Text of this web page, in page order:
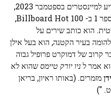
גדולה בתווית. הוא נכנס באופן מכריע למיינסטרים בספטמבר 2023,
אז קיבל את הלהיט הראשון שלו מספר 1 ב- Billboard Hot 100,
הוא כותב שירים על
בעיר הקטנה, הוא בעל אילן
קרוב של דמוקרט פרופיל גבוה
ניו יורק טיימסשהוא לא
מזמרים. (באותו ראיון, בריאן
")